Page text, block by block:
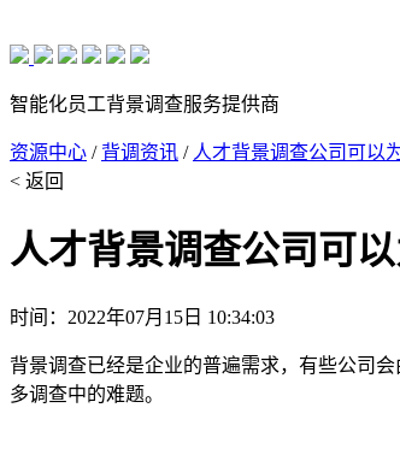
智能化员工背景调查服务提供商
资源中心 / 背调资讯 / 人才背景调查公司可以
< 返回
人才背景调查公司可
时间：2022年07月15日 10:34:03
背景调查已经是企业的普遍需求，有些公司
多调查中的难题。